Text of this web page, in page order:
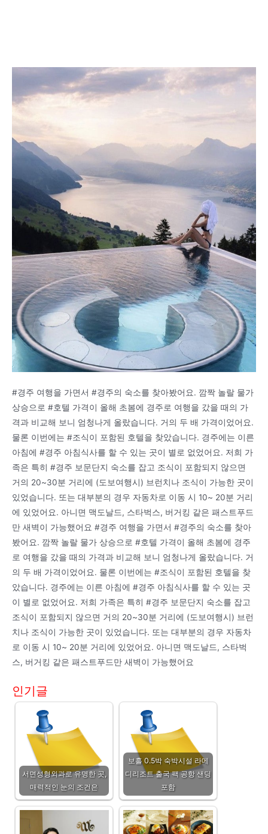
#경주 여행을 가면서 #경주의 숙소를 찾아봤어요. 깜짝 놀랄 물가
상승으로 #호텔 가격이 올해 초봄에 경주로 여행을 갔을 때의 가
격과 비교해 보니 엄청나게 올랐습니다. 거의 두 배 가격이었어요.
물론 이번에는 #조식이 포함된 호텔을 찾았습니다. 경주에는 이른
아침에 #경주 아침식사를 할 수 있는 곳이 별로 없었어요. 저희 가
족은 특히 #경주 보문단지 숙소를 잡고 조식이 포함되지 않으면
거의 20~30분 거리에 (도보여행시) 브런치나 조식이 가능한 곳이
있었습니다. 또는 대부분의 경우 자동차로 이동 시 10~ 20분 거리
에 있었어요. 아니면 맥도날드, 스타벅스, 버거킹 같은 패스트푸드
만 새벽이 가능했어요 #경주 여행을 가면서 #경주의 숙소를 찾아
봤어요. 깜짝 놀랄 물가 상승으로 #호텔 가격이 올해 초봄에 경주
로 여행을 갔을 때의 가격과 비교해 보니 엄청나게 올랐습니다. 거
의 두 배 가격이었어요. 물론 이번에는 #조식이 포함된 호텔을 찾
았습니다. 경주에는 이른 아침에 #경주 아침식사를 할 수 있는 곳
이 별로 없었어요. 저희 가족은 특히 #경주 보문단지 숙소를 잡고
조식이 포함되지 않으면 거의 20~30분 거리에 (도보여행시) 브런
치나 조식이 가능한 곳이 있었습니다. 또는 대부분의 경우 자동차
로 이동 시 10~ 20분 거리에 있었어요. 아니면 맥도날드, 스타벅
스, 버거킹 같은 패스트푸드만 새벽이 가능했어요
인기글
서면성형외과로 유명한 곳,
매력적인 눈의 조건은
보홀 0.5박 숙박시설 라메
디리조트 출국 팩 공항 샌딩
포함